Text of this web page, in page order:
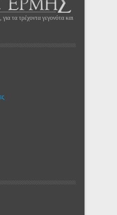
τα τρέχοντα γεγονότα και